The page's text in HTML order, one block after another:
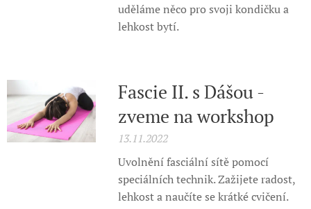
uděláme něco pro svoji kondičku a
lehkost bytí.
Fascie II. s Dášou -
zveme na workshop
13.11.2022
Uvolnění fasciální sítě pomocí
speciálních technik. Zažijete radost,
lehkost a naučíte se krátké cvičení.